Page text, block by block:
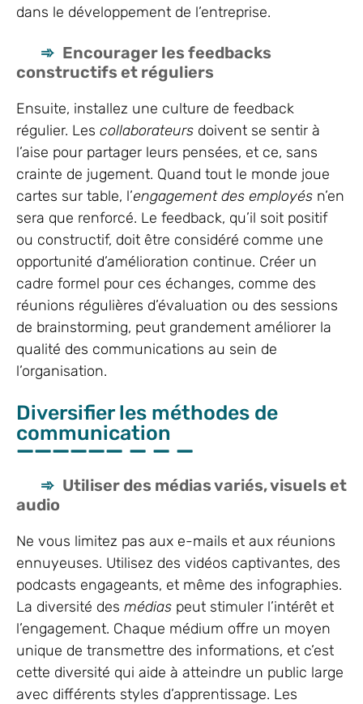
dans le développement de l’entreprise.
Encourager les feedbacks
constructifs et réguliers
Ensuite, installez une culture de feedback
régulier. Les collaborateurs doivent se sentir à
l’aise pour partager leurs pensées, et ce, sans
crainte de jugement. Quand tout le monde joue
cartes sur table, l’engagement des employés n’en
sera que renforcé. Le feedback, qu’il soit positif
ou constructif, doit être considéré comme une
opportunité d’amélioration continue. Créer un
cadre formel pour ces échanges, comme des
réunions régulières d’évaluation ou des sessions
de brainstorming, peut grandement améliorer la
qualité des communications au sein de
l’organisation.
Diversifier les méthodes de
communication
Utiliser des médias variés, visuels et
audio
Ne vous limitez pas aux e-mails et aux réunions
ennuyeuses. Utilisez des vidéos captivantes, des
podcasts engageants, et même des infographies.
La diversité des médias peut stimuler l’intérêt et
l’engagement. Chaque médium offre un moyen
unique de transmettre des informations, et c’est
cette diversité qui aide à atteindre un public large
avec différents styles d’apprentissage. Les